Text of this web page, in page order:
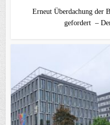
Erneut Überdachung der
gefordert –